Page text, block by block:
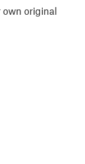
original